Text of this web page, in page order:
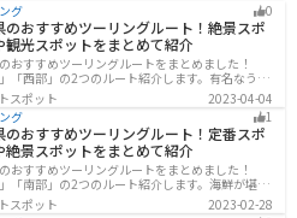
グ 0
のおすすめツーリングルート！絶景スポ
観光スポットをまとめて紹介
おすすめツーリングルートをまとめました！
」「西部」の2つのルート紹介します。有名なうず
を中心とした自然豊かなスポットが多数ありま
クで徳島県にツーリングに行く際は参考にして
。
スポット
2023-04-04
グ
1
のおすすめツーリングルート！定番スポ
絶景スポットをまとめて紹介
おすすめツーリングルートをまとめました！
」「南部」の2つのルート紹介します。海鮮が堪能
や梅の景勝地、自然豊かな山々があるのでツー
もってこいです。バイクで茨城県にツーリング
スポット
2023-02-28